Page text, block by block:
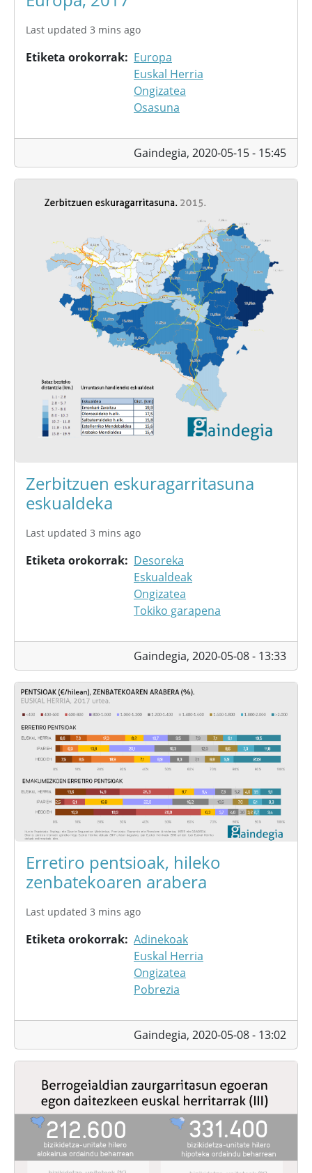
Last updated 3 mins ago
Etiketa orokorrak
Europa
Euskal Herria
Ongizatea
Osasuna
Gaindegia, 2020-05-15 - 15:45
Zerbitzuen eskuragarritasuna
eskualdeka
Last updated 3 mins ago
Etiketa orokorrak
Desoreka
Eskualdeak
Ongizatea
Tokiko garapena
Gaindegia, 2020-05-08 - 13:33
Erretiro pentsioak, hileko
zenbatekoaren arabera
Last updated 3 mins ago
Etiketa orokorrak Adinekoak
Euskal Herria
Ongizatea
Pobrezia
Gaindegia, 2020-05-08 - 13:02